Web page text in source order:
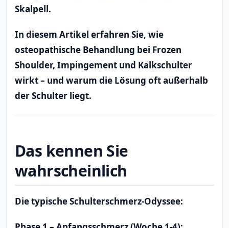
Skalpell.
In diesem Artikel erfahren Sie, wie
osteopathische Behandlung bei Frozen
Shoulder, Impingement und Kalkschulter
wirkt – und warum die Lösung oft außerhalb
der Schulter liegt.
Das kennen Sie
wahrscheinlich
Die typische Schulterschmerz-Odyssee: